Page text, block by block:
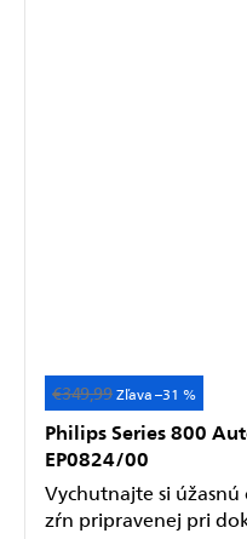
Akcia
€349,99 –31 %
Philips Series 800
EP0824/00
Vychutnajte si úžasnú
zŕn pripravenej pri